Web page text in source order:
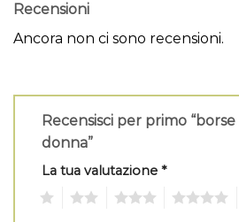
Recensioni
Ancora non ci sono recensioni.
Recensisci per primo
donna”
La tua valutazione *